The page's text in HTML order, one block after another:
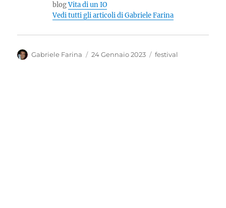
blogVita di un IO
Vedi tutti gli articoli di Gabriele Farina
Autore
Gabriele Farina
Pubblicato
24 Gennaio 2023 Categorie
festival